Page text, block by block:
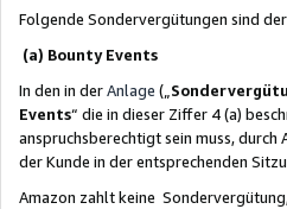
Folgende Sondervergütungen sind
(a) Bounty Events
In den in derAnlage („
Events“ die in dieser Ziffer 4 (a)
anspruchsberechtigt sein muss,
der Kunde in der entsprechenden
Amazon zahlt keine